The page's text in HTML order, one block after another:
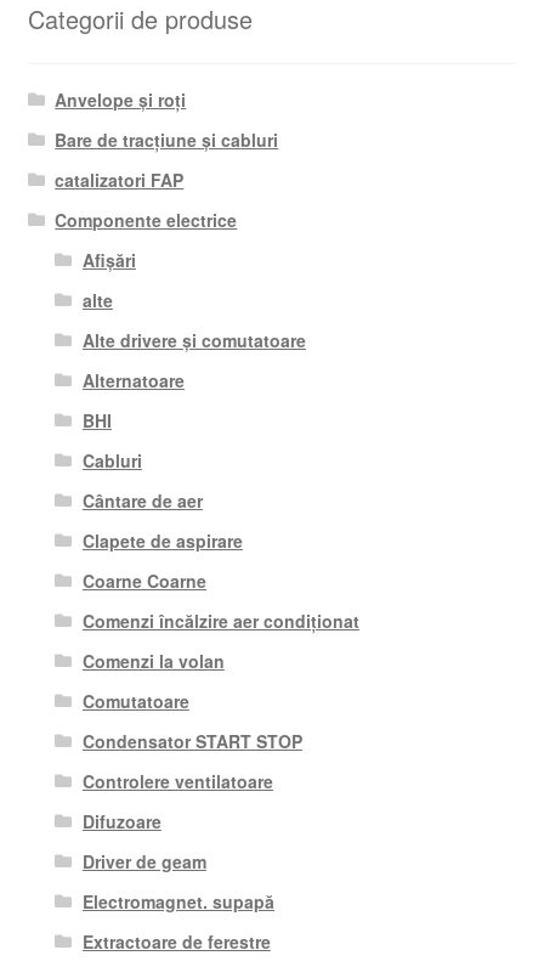
Categorii de produse
Anvelope și roți
Bare de tracțiune și cabluri
catalizatori FAP
Componente electrice
Afișări
alte
Alte drivere și comutatoare
Alternatoare
BHI
Cabluri
Cântare de aer
Clapete de aspirare
Coarne Coarne
Comenzi încălzire aer condiționat
Comenzi la volan
Comutatoare
Condensator START STOP
Controlere ventilatoare
Difuzoare
Driver de geam
Electromagnet. supapă
Extractoare de ferestre